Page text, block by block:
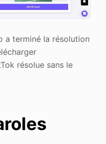
a terminé la résolution
résolue sans le